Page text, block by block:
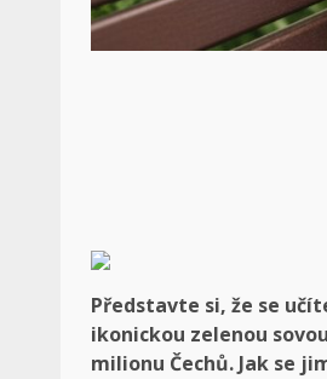
Představte si, že se
ikonickou zelenou
milionu Čechů. Jak se